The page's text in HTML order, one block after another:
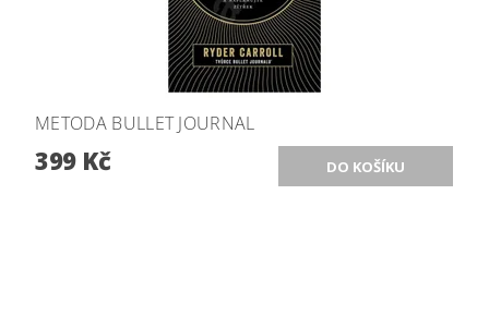
METODA BULLET JOURNAL
399 Kč